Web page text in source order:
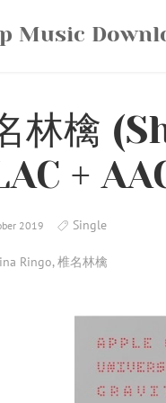
Music
林檎
+
2019 Single
Ringo,椎名林檎